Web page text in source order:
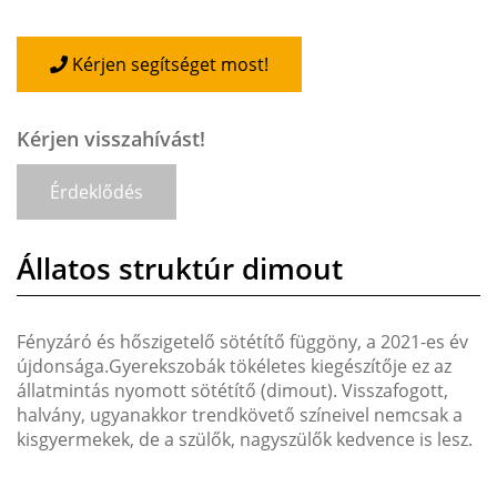
Kérjen segítséget most!
Kérjen visszahívást!
Érdeklődés
Állatos struktúr dimout
Fényzáró és hőszigetelő sötétítő függöny, a 2021-es év
újdonsága.Gyerekszobák tökéletes kiegészítője ez az
állatmintás nyomott sötétítő (dimout). Visszafogott,
halvány, ugyanakkor trendkövető színeivel nemcsak a
kisgyermekek, de a szülők, nagyszülők kedvence is lesz.